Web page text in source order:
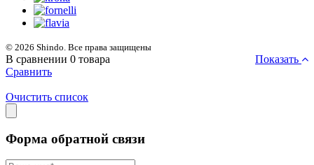
© 2026 Shindo. Все права защищены
В сравнении 0 товара
Показать
Сравнить
Очистить список
Форма обратной связи